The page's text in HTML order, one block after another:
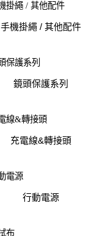
手機掛繩 / 其他配件
鏡頭保護系列
充電線&轉接頭
行動電源